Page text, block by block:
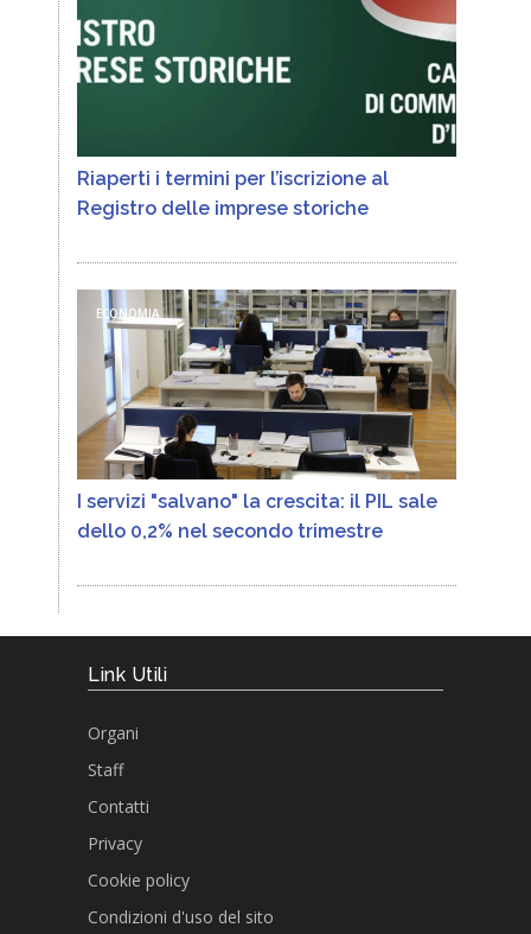
Riaperti i termini per l’iscrizione al
Registro delle imprese storiche
ECONOMIA
I servizi "salvano" la crescita: il PIL sale
dello 0,2% nel secondo trimestre
Link Utili
Organi
Staff
Contatti
Privacy
Cookie policy
Condizioni d'uso del sito